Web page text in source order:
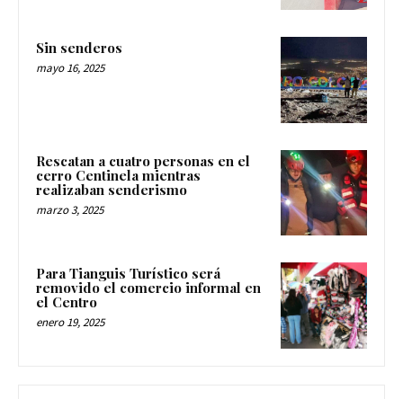
Sin senderos
mayo 16, 2025
Rescatan a cuatro personas en el
cerro Centinela mientras
realizaban senderismo
marzo 3, 2025
Para Tianguis Turístico será
removido el comercio informal en
el Centro
enero 19, 2025